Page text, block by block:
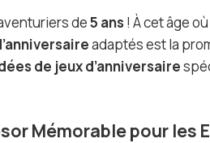
de5 ans ! À cet âge
adaptés est la
de jeux d’anniversaire
Mémorable pour les